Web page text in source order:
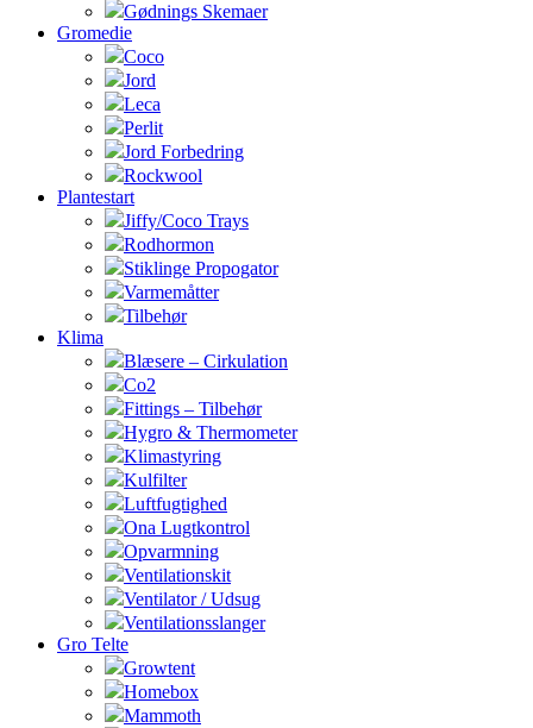
Gødnings Skemaer
Gromedie
Coco
Jord
Leca
Perlit
Jord Forbedring
Rockwool
Plantestart
Jiffy/Coco Trays
Rodhormon
Stiklinge Propogator
Varmemåtter
Tilbehør
Klima
Blæsere – Cirkulation
Co2
Fittings – Tilbehør
Hygro & Thermometer
Klimastyring
Kulfilter
Luftfugtighed
Ona Lugtkontrol
Opvarmning
Ventilationskit
Ventilator / Udsug
Ventilationsslanger
Gro Telte
Growtent
Homebox
Mammoth